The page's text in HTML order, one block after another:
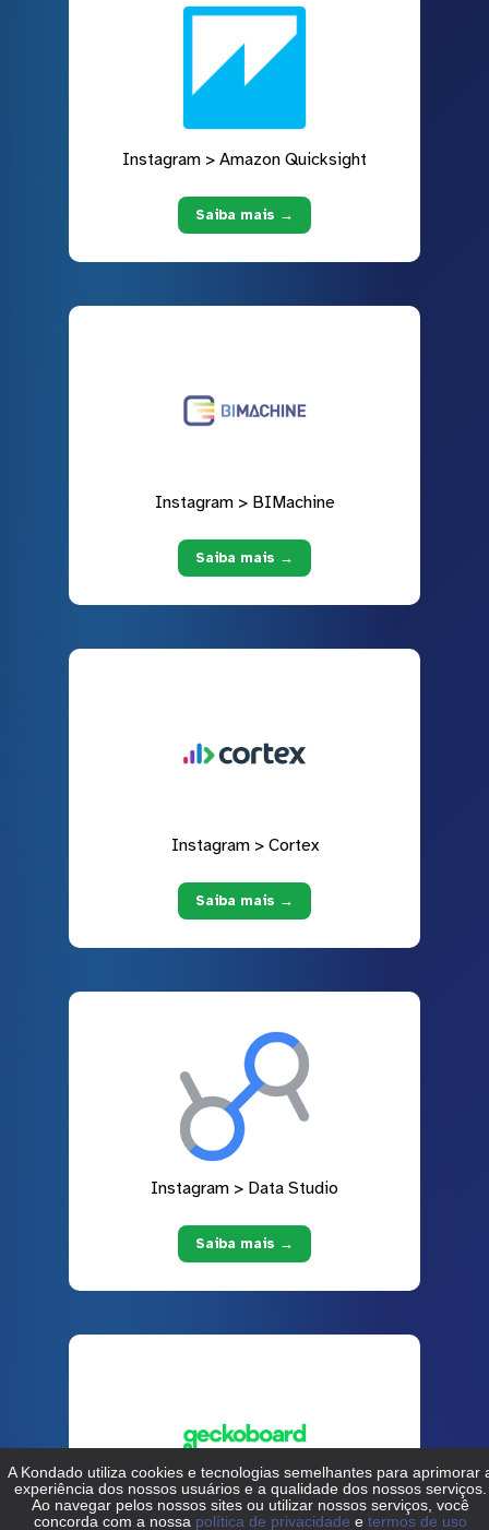
Instagram > Amazon Quicksight
Saiba mais →
Instagram > BIMachine
Saiba mais →
Instagram > Cortex
Saiba mais →
Instagram > Data Studio
Saiba mais →